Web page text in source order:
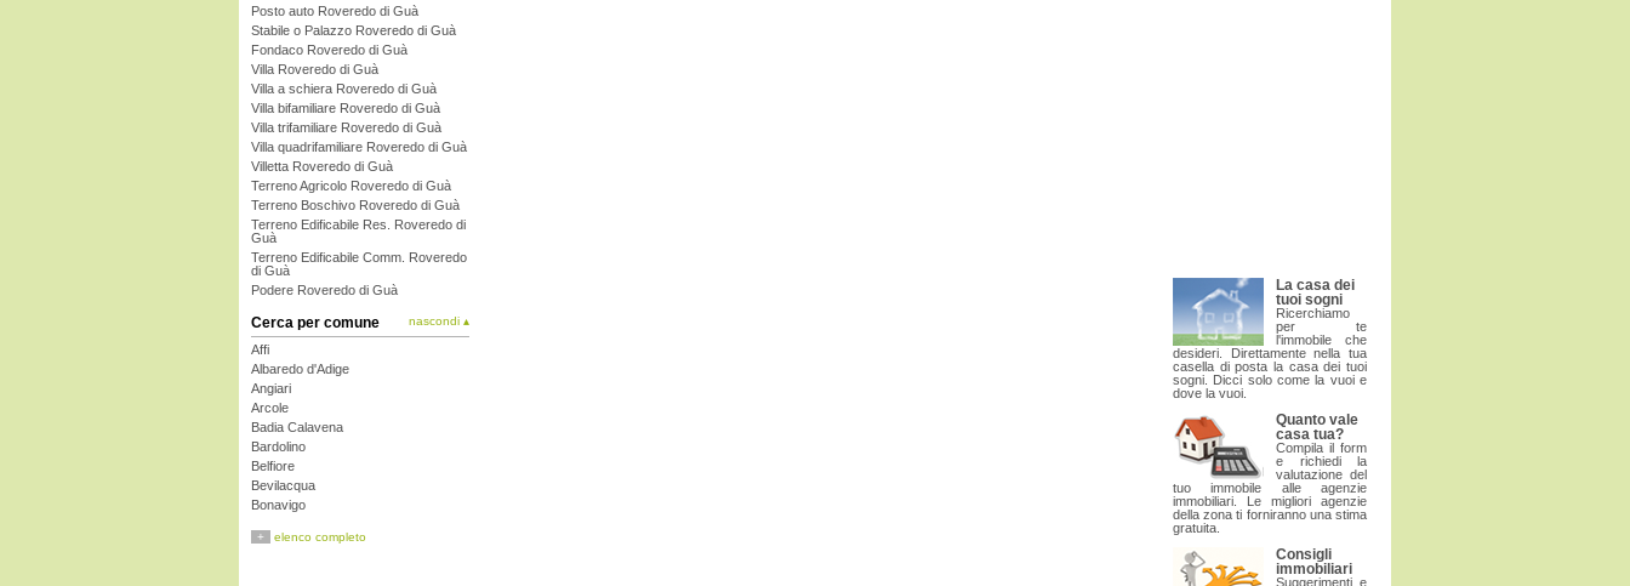
Posto auto Roveredo di Guà
Stabile o Palazzo Roveredo di Guà
Fondaco Roveredo di Guà
Villa Roveredo di Guà
Villa a schiera Roveredo di Guà
Villa bifamiliare Roveredo di Guà
Villa trifamiliare Roveredo di Guà
Villa quadrifamiliare Roveredo di Guà
Villetta Roveredo di Guà
Terreno Agricolo Roveredo di Guà
Terreno Boschivo Roveredo di Guà
Terreno Edificabile Res. Roveredo di
Guà
Terreno Edificabile Comm. Roveredo
di Guà
Podere Roveredo di Guà
Cerca per comune nascondi ▴
Affi
Albaredo d'Adige
Angiari
Arcole
Badia Calavena
Bardolino
Belfiore
Bevilacqua
Bonavigo
Bosco Chiesanuova
+ elenco completo
La casa dei
tuoi sogni
Ricerchiamo
per te
l'immobile che
desideri. Direttamente nella tua
casella di posta la casa dei tuoi
sogni. Dicci solo come la vuoi e
dove la vuoi.
Quanto vale
casa tua?
Compila il form
e richiedi la
valutazione del
tuo immobile alle agenzie
immobiliari. Le migliori agenzie
della zona ti forniranno una stima
gratuita.
Consigli
immobiliari
Suggerimenti e